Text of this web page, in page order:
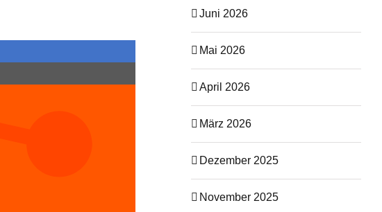
Juni 2026
Mai 2026
April 2026
März 2026
Dezember 2025
November 2025